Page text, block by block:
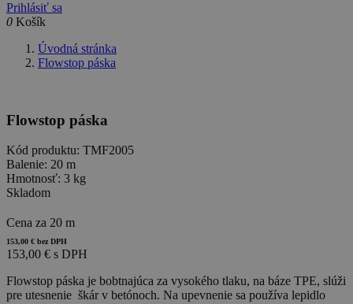
Prihlásiť sa
0 Košík
Úvodná stránka
Flowstop páska
Flowstop páska
Kód produktu: TMF2005
Balenie: 20 m
Hmotnosť: 3 kg
Skladom
Cena za 20 m
153,00 € bez DPH
153,00 € s DPH
Flowstop páska je bobtnajúca za vysokého tlaku, na báze TPE, slúži
pre utesnenie škár v betónoch. Na upevnenie sa používa lepidlo